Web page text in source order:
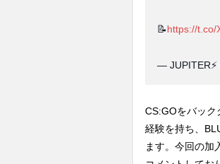
📝https://t.co/
— JUPITER⚡️
CS:GOをバック
経験を持ち、
ます。今回の加